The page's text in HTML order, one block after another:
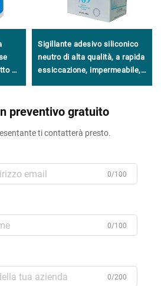
di
Sigillante adesivo siliconico
neutro di alta qualità, a rapida
essiccazione, impermeabile,
preventivo gratuito
ti contatterà presto.
0/100
0/100
0/200